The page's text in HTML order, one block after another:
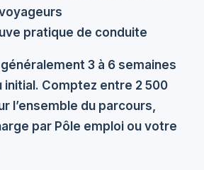
pratique de conduite
3 à 6 semaines
initial. Comptez entre 2 500
l’ensemble du parcours,
par Pôle emploi ou votre